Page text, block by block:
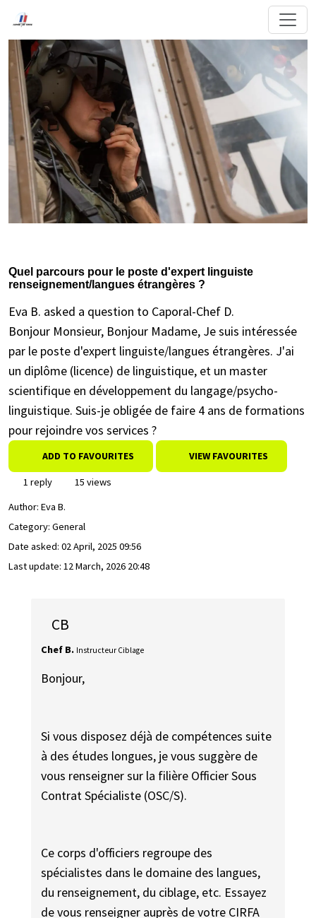
Quel parcours pour le poste d'expert linguiste
renseignement/langues étrangères ?
Eva B. asked a question to Caporal-Chef D.
Bonjour Monsieur, Bonjour Madame, Je suis intéressée
par le poste d'expert linguiste/langues étrangères. J'ai
un diplôme (licence) de linguistique, et un master
scientifique en développement du langage/psycho-
linguistique. Suis-je obligée de faire 4 ans de formations
pour rejoindre vos services ?
ADD TO FAVOURITES VIEW FAVOURITES
1 reply
15 views
Author: Eva B.
Category: General
Date asked: 02 April, 2025 09:56
Last update: 12 March, 2026 20:48
CB
Chef B. Instructeur Ciblage
Bonjour,
Si vous disposez déjà de compétences suite
à des études longues, je vous suggère de
vous renseigner sur la filière Officier Sous
Contrat Spécialiste (OSC/S).
Ce corps d'officiers regroupe des
spécialistes dans le domaine des langues,
du renseignement, du ciblage, etc. Essayez
de vous renseigner auprès de votre CIRFA